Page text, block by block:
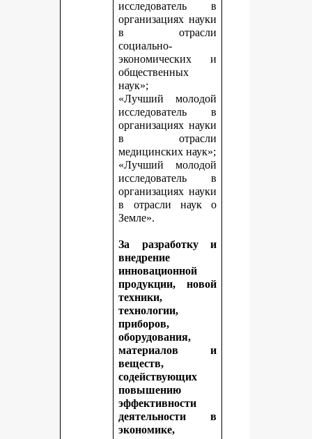
исследователь в
организациях науки
в отрасли
социально-
экономических и
общественных
наук»;
«Лучший молодой
исследователь в
организациях науки
в отрасли
медицинских наук»;
«Лучший молодой
исследователь в
организациях науки
в отрасли наук о
Земле».
За разработку и
внедрение
инновационной
продукции, новой
техники,
технологии,
приборов,
оборудования,
материалов и
веществ,
содействующих
повышению
эффективности
деятельности в
экономике,